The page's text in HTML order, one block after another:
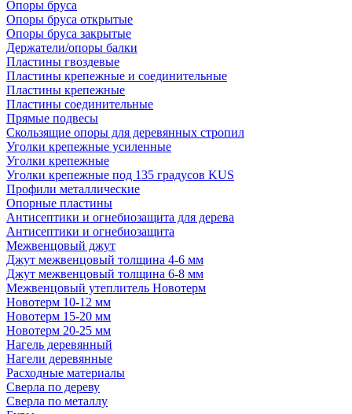
Опоры бруса
Опоры бруса открытые
Опоры бруса закрытые
Держатели/опоры балки
Пластины гвоздевые
Пластины крепежные и соединительные
Пластины крепежные
Пластины соединительные
Прямые подвесы
Скользящие опоры для деревянных стропил
Уголки крепежные усиленные
Уголки крепежные
Уголки крепежные под 135 градусов KUS
Профили металлические
Опорные пластины
Антисептики и огнебиозащита для дерева
Антисептики и огнебиозащита
Межвенцовый джут
Джут межвенцовый толщина 4-6 мм
Джут межвенцовый толщина 6-8 мм
Межвенцовый утеплитель Новотерм
Новотерм 10-12 мм
Новотерм 15-20 мм
Новотерм 20-25 мм
Нагель деревянный
Нагели деревянные
Расходные материалы
Сверла по дереву
Сверла по металлу